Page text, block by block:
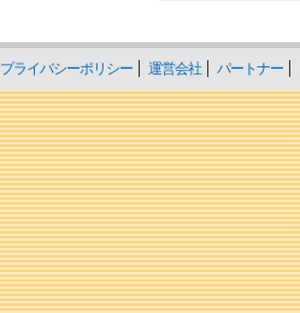
プライバシーポリシー 運営会社 パートナー